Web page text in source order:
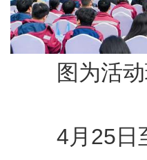
图为活动
4月25日至